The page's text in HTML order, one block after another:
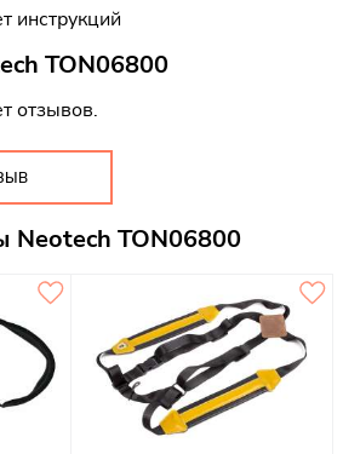
инструкций
TON06800
отзывов.
Neotech TON06800